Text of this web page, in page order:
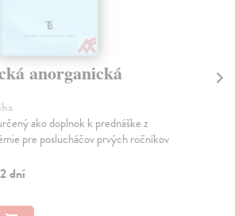
anorganická
ako doplnok k prednáške z
pre poslucháčov prvých ročníkov
dní